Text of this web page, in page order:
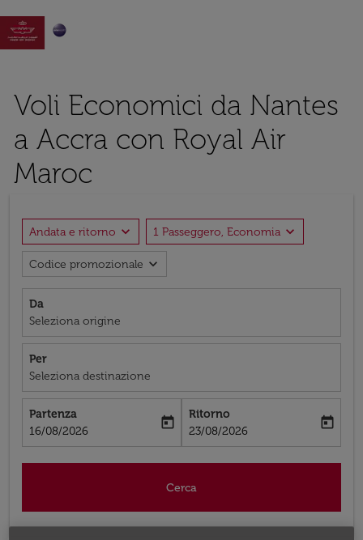

Voli Economici da Nantes
a Accra con Royal Air
Maroc
Andata e ritorno expand_more 1 Passeggero, Economia expand_more
Codice promozionale expand_more
Da
Seleziona origine
Per
Seleziona destinazione
Partenza
fc-booking-departure-date-aria-label
16/08/2026
today
Ritorno
fc-booking-return-date-aria-label
23/08/2026
today
Cerca